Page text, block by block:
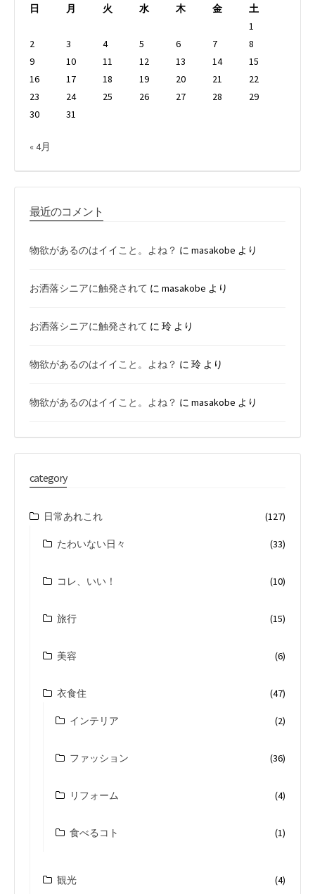
日
月 火 水 木 金
土
1
2
3 4 5 6 7
8
9
10 11 12 13 14
15
16
17 18 19 20 21
22
23
24 25 26 27 28
29
30
31
« 4月
最近のコメント
物欲があるのはイイこと。よね？ に masakobe より
お洒落シニアに触発されて に masakobe より
お洒落シニアに触発されて に 玲 より
物欲があるのはイイこと。よね？ に 玲 より
物欲があるのはイイこと。よね？ に masakobe より
category
日常あれこれ (127)
たわいない日々 (33)
コレ、いい！ (10)
旅行 (15)
美容 (6)
衣食住 (47)
インテリア (2)
ファッション (36)
リフォーム (4)
食べるコト (1)
観光 (4)